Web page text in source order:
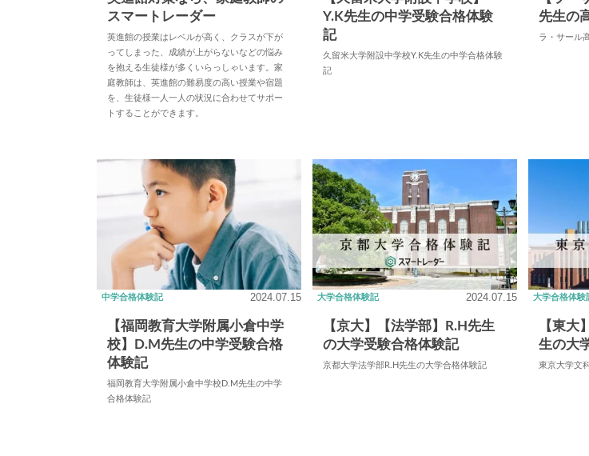
スマートレーダー
英進館の授業はレベルが高く、クラスが下が
ってしまった、成績が上がらないなどの悩み
を抱える生徒様が多くいらっしゃいます。家
庭教師は、英進館の難易度の高い授業や宿題
を、生徒様一人一人の状況に合わせてサポー
トすることができます。
Y.K先生の中学受験合格体験
記
久留米大学附設中学校Y.K先生の中学合格体験
記
先生の
ラ・サール
中学合格体験記 2024.07.15
【福岡教育大学附属小倉中学
校】D.M先生の中学受験合格
体験記
福岡教育大学附属小倉中学校D.M先生の中学
合格体験記
大学合格体験記 2024.07.15
【京大】【法学部】R.H先生
の大学受験合格体験記
京都大学法学部R.H先生の大学合格体験記
大学合格体験
【東大
生の大
東京大学文